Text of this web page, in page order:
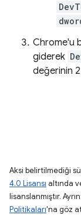
Chrome'u
giderek
değerinin
Aksi belirtilmediği
4.0 Lisansı altında
lisanslanmıştır.
Politikaları'na göz